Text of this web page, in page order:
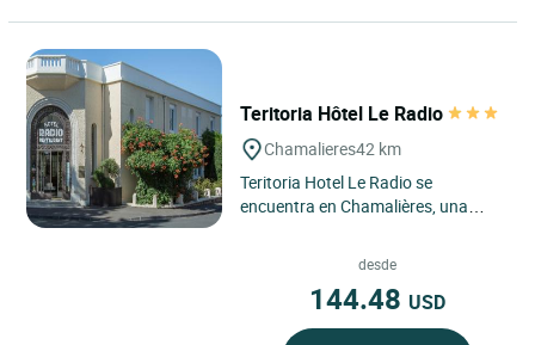
Teritoria Hôtel Le Radio
Chamalieres42 km
Teritoria Hotel Le Radio se
encuentra en Chamalières, una
Clermont-Ferrand, en el corazón...
desde
144.48 USD